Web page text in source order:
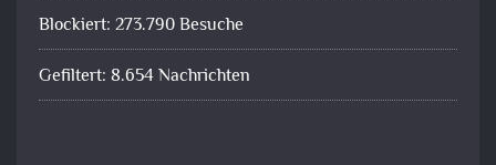
Blockiert: 273.790 Besuche
Gefiltert: 8.654 Nachrichten